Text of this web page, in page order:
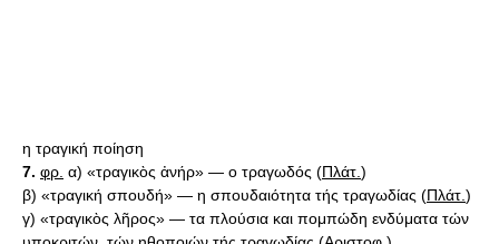
η τραγική ποίηση
7. φρ. α) «τραγικὸς ἀνήρ» — ο τραγωδός (Πλάτ. )
β) «τραγική σπουδή» — η σπουδαιότητα τής τραγωδίας (Πλάτ. )
γ) «τραγικὸς λῆρος» — τα πλούσια και πομπώδη ενδύματα τών